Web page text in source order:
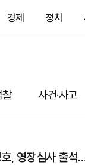
경제 정치
찰 사건·사고
, 영장심사 출석